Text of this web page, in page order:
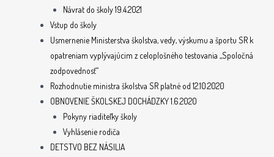
Návrat do školy 19.4.2021
Vstup do školy
Usmernenie Ministerstva školstva, vedy, výskumu a športu SR k
opatreniam vyplývajúcim z celoplošného testovania „Spoločná
zodpovednosť“
Rozhodnutie ministra školstva SR platné od 12.10.2020
OBNOVENIE ŠKOLSKEJ DOCHÁDZKY 1.6.2020
Pokyny riaditeľky školy
Vyhlásenie rodiča
DETSTVO BEZ NÁSILIA